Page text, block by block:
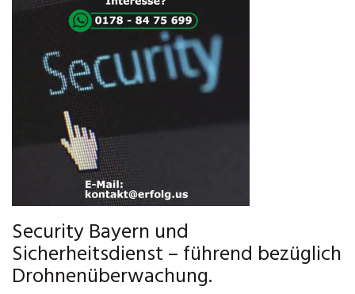
Security Bayern und
Sicherheitsdienst – führend bezüglich
Drohnenüberwachung.